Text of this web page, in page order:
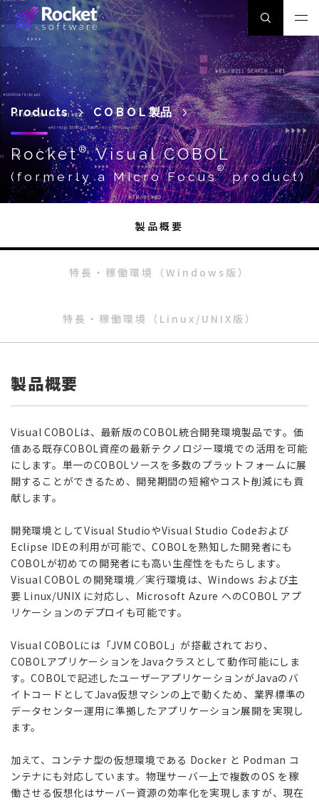
Products COBOL製品
Rocket®Visual COBOL
(formerly a Micro Focus
®
product)
製品概要
特長・稼働環境（Windows版）
特長・稼働環境（Linux/UNIX版）
製品概要
Visual COBOLは、最新版のCOBOL統合開発環境製品です。価
値ある既存COBOL資産の最新テクノロジー環境での活用を可能
にします。単一のCOBOLソースを多数のプラットフォームに展
開することができるため、開発期間の短縮やコスト削減にも貢
献します。
開発環境としてVisual StudioやVisual Studio Codeおよび
Eclipse IDEの利用が可能で、COBOLを熟知した開発者にも
COBOLが初めての開発者にも高い生産性をもたらします。
Visual COBOL の開発環境／実行環境は、Windows および主
要 Linux/UNIX に対応し、Microsoft Azure へのCOBOL アプ
リケーションのデプロイも可能です。
Visual COBOLには「JVM COBOL」が搭載されており、
COBOLアプリケーションをJavaクラスとして動作可能にしま
す。COBOLで記述したユーザーアプリケーションがJavaのバ
イトコードとしてJava仮想マシンの上で動くため、業界標準の
データセンター運用に準拠したアプリケーション展開を実現し
ます。
加えて、コンテナ型の仮想環境である Docker と Podman コ
ンテナにも対応しています。物理サーバー上で複数のOS を稼
働させる仮想化はサーバー資源の効率化を実現しますが、現在